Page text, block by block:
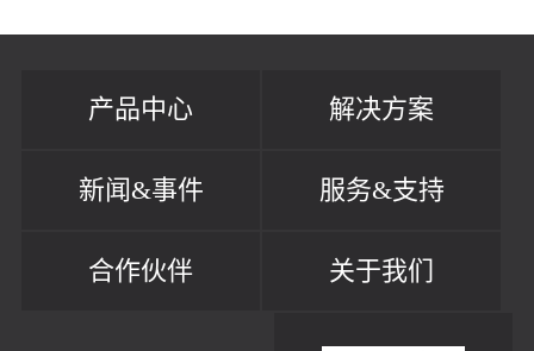
产品中心 解决方案
新闻&事件 服务&支持
合作伙伴 关于我们